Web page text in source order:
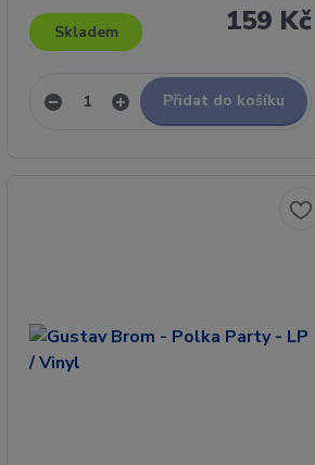
159 Kč
Skladem
Přidat do košíku